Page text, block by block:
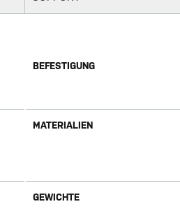
BEFESTIGUNG
MATERIALIEN
GEWICHTE